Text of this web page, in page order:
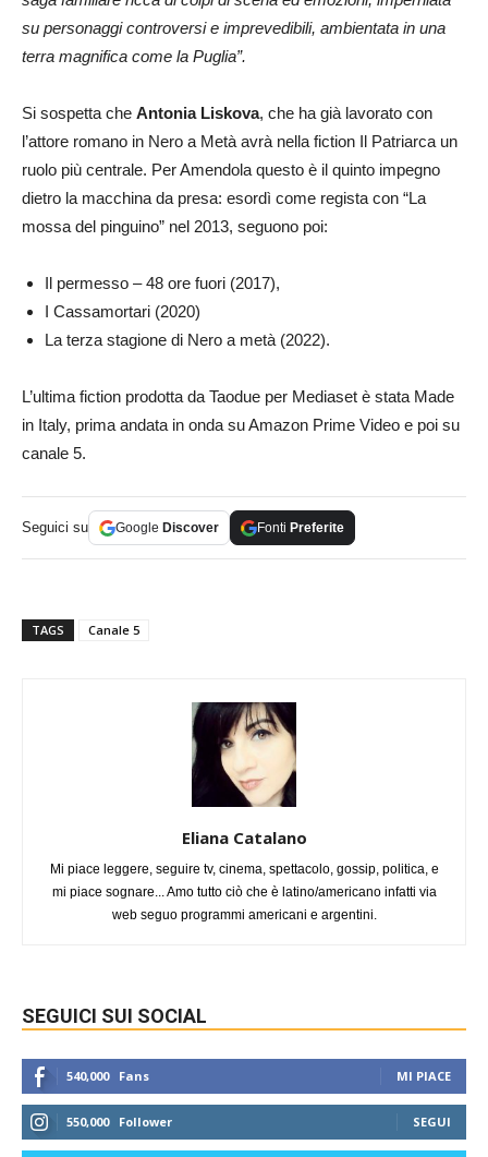
su personaggi controversi e imprevedibili, ambientata in una
terra magnifica come la Puglia”.
Si sospetta che Antonia Liskova, che ha già lavorato con
l’attore romano in Nero a Metà avrà nella fiction Il Patriarca un
ruolo più centrale. Per Amendola questo è il quinto impegno
dietro la macchina da presa: esordì come regista con “La
mossa del pinguino” nel 2013, seguono poi:
Il permesso – 48 ore fuori (2017),
I Cassamortari (2020)
La terza stagione di Nero a metà (2022).
L’ultima fiction prodotta da Taodue per Mediaset è stata Made
in Italy, prima andata in onda su Amazon Prime Video e poi su
canale 5.
Seguici su Google Discover Fonti Preferite
TAGS Canale 5
Eliana Catalano
Mi piace leggere, seguire tv, cinema, spettacolo, gossip, politica, e
mi piace sognare... Amo tutto ciò che è latino/americano infatti via
web seguo programmi americani e argentini.
SEGUICI SUI SOCIAL
540,000 Fans MI PIACE
550,000 Follower SEGUI